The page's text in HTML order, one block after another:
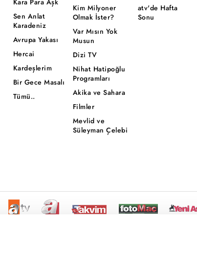
Sen Anlat
Karadeniz
Avrupa Yakası
Hercai
Kardeşlerim
Bir Gece Masalı
Tümü..
Kim Milyoner
Olmak İster?
Var Mısın Yok
Musun
Dizi TV
Nihat Hatipoğlu
Programları
Akika ve Sahara
Filmler
Mevlid ve
Süleyman Çelebi
atv'de Hafta
Sonu